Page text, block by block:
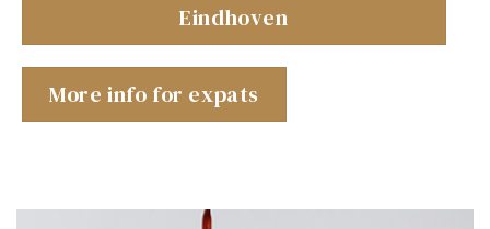
Eindhoven
More info for expats